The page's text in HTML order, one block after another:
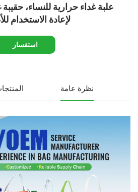
علبة غداء حرارية للنساء،
لإعادة الاستخدام
استفسار
نظرة عامة